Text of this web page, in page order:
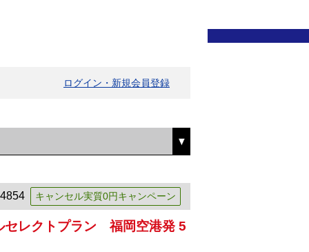
ログイン・新規会員登録
キャンセル実質0円キャンペーン
セレクトプラン 福岡空港発 5